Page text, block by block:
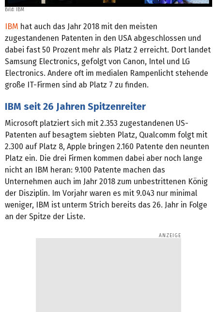
Bild: IBM
IBM hat auch das Jahr 2018 mit den meisten
zugestandenen Patenten in den USA abgeschlossen und
dabei fast 50 Prozent mehr als Platz 2 erreicht. Dort landet
Samsung Electronics, gefolgt von Canon, Intel und LG
Electronics. Andere oft im medialen Rampenlicht stehende
große IT-Firmen sind ab Platz 7 zu finden.
IBM seit 26 Jahren Spitzenreiter
Microsoft platziert sich mit 2.353 zugestandenen US-
Patenten auf besagtem siebten Platz, Qualcomm folgt mit
2.300 auf Platz 8, Apple bringen 2.160 Patente den neunten
Platz ein. Die drei Firmen kommen dabei aber noch lange
nicht an IBM heran: 9.100 Patente machen das
Unternehmen auch im Jahr 2018 zum unbestrittenen König
der Disziplin. Im Vorjahr waren es mit 9.043 nur minimal
weniger, IBM ist unterm Strich bereits das 26. Jahr in Folge
an der Spitze der Liste.